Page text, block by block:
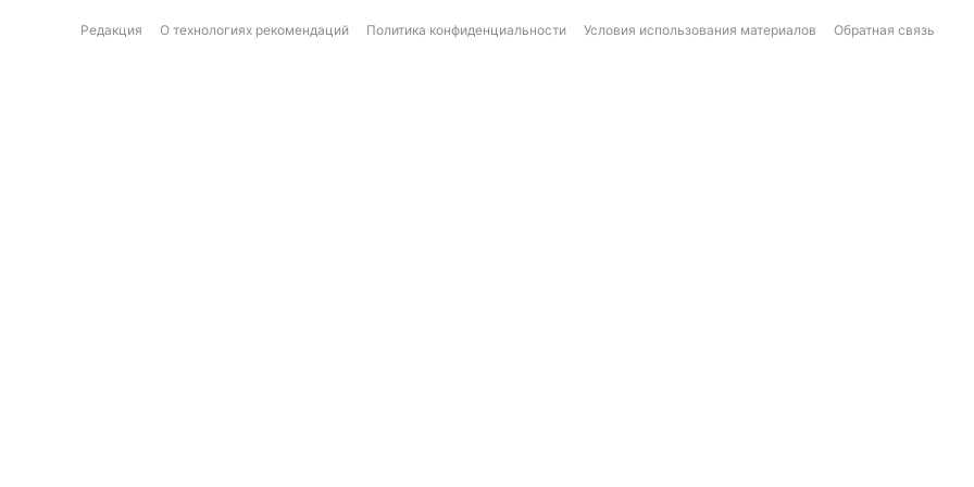
Редакция О технологиях рекомендаций Политика конфиденциальности Условия использования материалов Обратная связь